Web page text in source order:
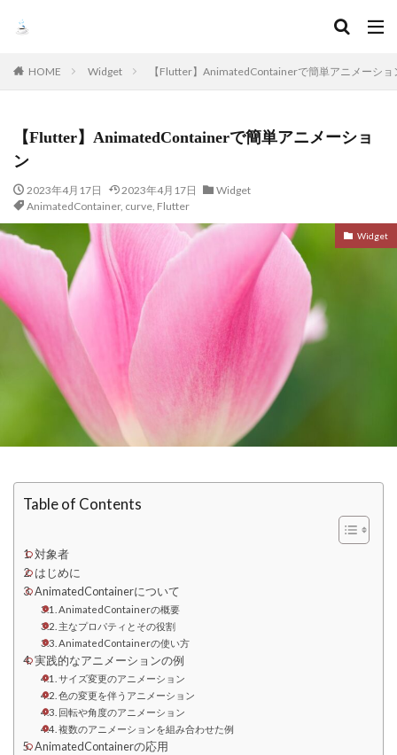
HOME Widget 【Flutter】AnimatedContainerで簡単アニメーショ
【Flutter】AnimatedContainerで簡単アニメーショ
ン
2023年4月17日 2023年4月17日
Widget
AnimatedContainer, curve, Flutter
Widget
Table of Contents
対象者
はじめに
AnimatedContainerについて
AnimatedContainerの概要
主なプロパティとその役割
AnimatedContainerの使い方
実践的なアニメーションの例
サイズ変更のアニメーション
色の変更を伴うアニメーション
回転や角度のアニメーション
複数のアニメーションを組み合わせた例
AnimatedContainerの応用